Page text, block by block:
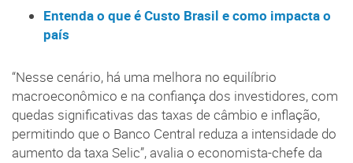
Entenda o que é Custo Brasil e como impacta o
país
“Nesse cenário, há uma melhora no equilíbrio
macroeconômico e na confiança dos investidores, com
quedas significativas das taxas de câmbio e inflação,
permitindo que o Banco Central reduza a intensidade do
aumento da taxa Selic”, avalia o economista-chefe da